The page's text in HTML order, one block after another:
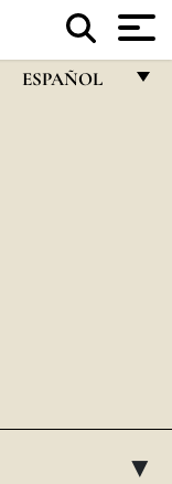
ESPAÑOL
العربيّة
▸